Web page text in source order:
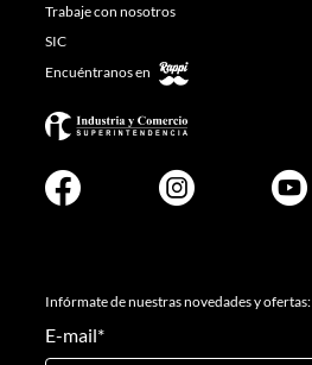
Trabaje con nosotros
SIC
Encuéntranos en
Infórmate de nuestras novedades y ofertas:
E-mail*